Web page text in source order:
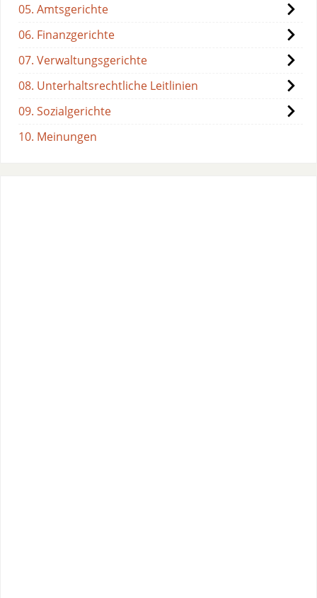
05. Amtsgerichte
06. Finanzgerichte
07. Verwaltungsgerichte
08. Unterhaltsrechtliche Leitlinien
09. Sozialgerichte
10. Meinungen